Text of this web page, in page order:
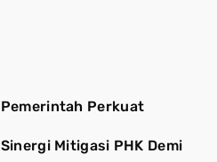
Pemerintah Perkuat
Sinergi Mitigasi PHK Demi